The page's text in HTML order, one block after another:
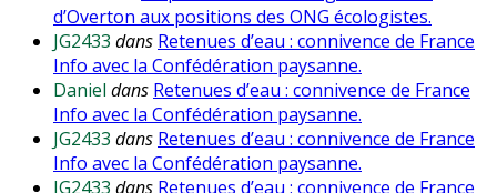
d’Overton aux positions des ONG écologistes.
JG2433 dans Retenues d’eau : connivence de France
Info avec la Confédération paysanne.
Daniel dans Retenues d’eau : connivence de France
Info avec la Confédération paysanne.
JG2433 dans Retenues d’eau : connivence de France
Info avec la Confédération paysanne.
JG2433 dans Retenues d’eau : connivence de France